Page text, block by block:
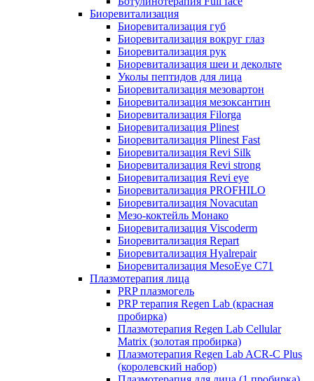
Биоревитализация
Биоревитализация губ
Биоревитализация вокруг глаз
Биоревитализация рук
Биоревитализация шеи и декольте
Уколы пептидов для лица
Биоревитализация мезовартон
Биоревитализация мезоксантин
Биоревитализация Filorga
Биоревитализация Plinest
Биоревитализация Plinest Fast
Биоревитализация Revi Silk
Биоревитализация Revi strong
Биоревитализация Revi eye
Биоревитализация PROFHILO
Биоревитализация Novacutan
Мезо-коктейль Монако
Биоревитализация Viscoderm
Биоревитализация Repart
Биоревитализация Hyalrepair
Биоревитализация MesoEye C71
Плазмотерапия лица
PRP плазмогель
PRP терапия Regen Lab (красная
пробирка)
Плазмотерапия Regen Lab Cellular
Matrix (золотая пробирка)
Плазмотерапия Regen Lab ACR-C Plus
(королевский набор)